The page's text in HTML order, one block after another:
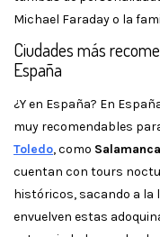
Michael Faraday o la
Ciudades más
España
¿Y en España? En
muy recomendables
Toledo, como Salamanca
cuentan con tours
históricos, sacando a la
envuelven estas